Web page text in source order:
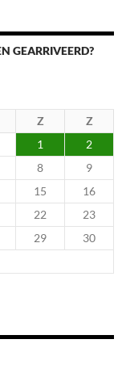
GEARRIVEERD?
Z
Z
1
2
8
9
15
16
22
23
29
30